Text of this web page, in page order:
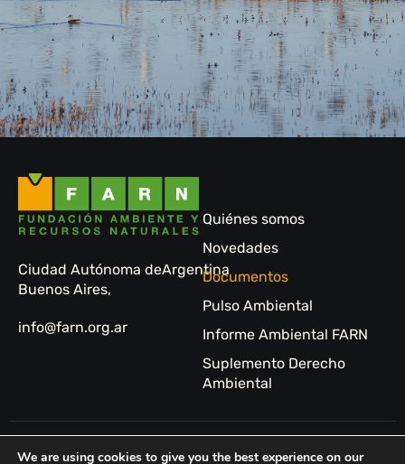
Ciudad Autónoma de
Buenos Aires,
Argentina
info@farn.org.ar
Quiénes somos
Novedades
Documentos
Pulso Ambiental
Informe Ambiental FARN
Suplemento Derecho
Ambiental
© 2024 FARN -
We are using cookies to give you the best experience on our